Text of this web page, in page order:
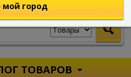
ТОВАРОВ
мой город